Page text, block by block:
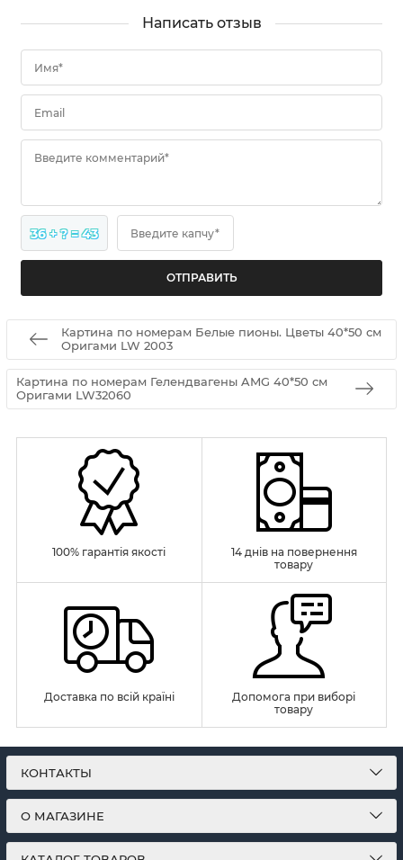
Написать отзыв
Имя*
Email
Введите комментарий*
36 + ? = 43 Введите капчу*
Картина по номерам Белые пионы. Цветы 40*50 см
Оригами LW 2003
Картина по номерам Гелендвагены AMG 40*50 см
Оригами LW32060
100% гарантія якості
14 днів на повернення
товару
Доставка по всій країні
Допомога при виборі
товару
КОНТАКТЫ
О МАГАЗИНЕ